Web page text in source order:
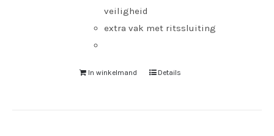
veiligheid
extra vak met ritssluiting
In winkelmand Details